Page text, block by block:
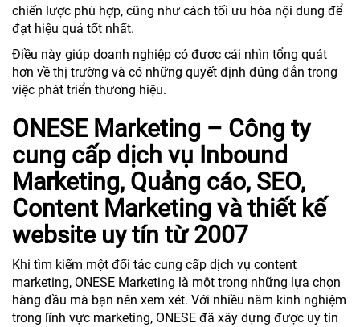
chiến lược phù hợp, cũng như cách tối ưu hóa nội dung để
đạt hiệu quả tốt nhất.
Điều này giúp doanh nghiệp có được cái nhìn tổng quát
hơn về thị trường và có những quyết định đúng đắn trong
việc phát triển thương hiệu.
ONESE Marketing – Công ty
cung cấp dịch vụ Inbound
Marketing, Quảng cáo, SEO,
Content Marketing và thiết kế
website uy tín từ 2007
Khi tìm kiếm một đối tác cung cấp dịch vụ content
marketing, ONESE Marketing là một trong những lựa chọn
hàng đầu mà bạn nên xem xét. Với nhiều năm kinh nghiệm
trong lĩnh vực marketing, ONESE đã xây dựng được uy tín